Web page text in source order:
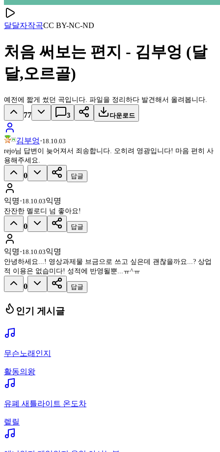
달달자작곡CC BY-NC-ND
처음 써보는 편지 - 김부엉 (달
달,오르골)
예전에 짧게 썼던 곡입니다. 파일을 정리하다 발견해서 올려봅니다.
77 3 다운로드
김부엉·18.10.03
rejo님 답변이 늦어져서 죄송합니다. 오히려 영광입니다! 마음 편히 사
용해주세요.
0 답글
익명·18.10.03익명
잔잔한 멜로디 넘 좋아요!
0 답글
익명·18.10.03익명
안녕하세요...! 영상과제물 브금으로 쓰고 싶은데 괜찮을까요...? 상업
적 이용은 없습미다! 성적에 반영될뿐...ㅠ^ㅠ
0 답글
인기 게시글
무슨노래인지
활동의왕
유폐 새틀라이트 온도차
렡릴